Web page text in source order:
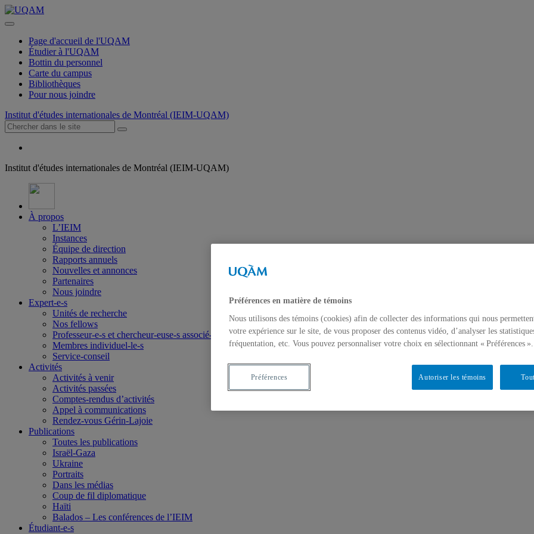
Page d'accueil de l'UQAM
Étudier à l'UQAM
Bottin du personnel
Carte du campus
Bibliothèques
Pour nous joindre
Institut d'études internationales de Montréal (IEIM-UQAM)
Institut d'études internationales de Montréal (IEIM-UQAM)
À propos
L’IEIM
Instances
Équipe de direction
Rapports annuels
Nouvelles et annonces
Partenaires
Nous joindre
Expert-e-s
Unités de recherche
Nos fellows
Professeur-e-s et chercheur-euse-s associé-e-s
Membres individuel-le-s
Service-conseil
Activités
Activités à venir
Activités passées
Comptes-rendus d’activités
Appel à communications
Rendez-vous Gérin-Lajoie
Publications
Toutes les publications
Israël-Gaza
Ukraine
Portraits
Dans les médias
Coup de fil diplomatique
Haïti
Balados – Les conférences de l’IEIM
Étudiant-e-s
Préférences en matière de témoins
Nous utilisons des témoins (cookies) afin de collecter des informations qui nous
votre expérience sur le site, de vous proposer des contenus vidéo, d’analyser les
fréquentation, etc. Vous pouvez personnaliser votre choix en sélectionnant « Préférences ».
Autoriser les témoins
Préférences